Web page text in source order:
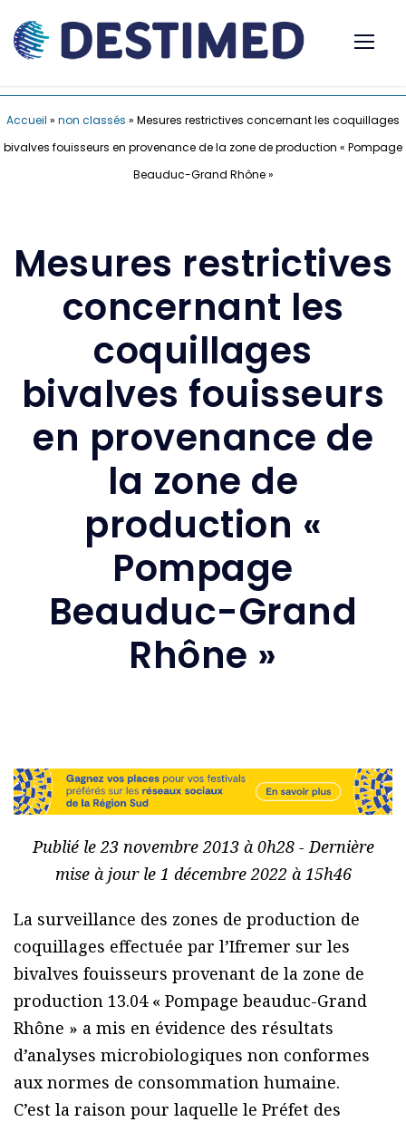
Accueil » non classés » Mesures restrictives concernant les coquillages
bivalves fouisseurs en provenance de la zone de production « Pompage
Beauduc-Grand Rhône »
Mesures restrictives
concernant les
coquillages
bivalves fouisseurs
en provenance de
la zone de
production «
Pompage
Beauduc-Grand
Rhône »
Publié le 23 novembre 2013 à 0h28 - Dernière
mise à jour le 1 décembre 2022 à 15h46
La surveillance des zones de production de
coquillages effectuée par l’Ifremer sur les
bivalves fouisseurs provenant de la zone de
production 13.04 « Pompage beauduc-Grand
Rhône » a mis en évidence des résultats
d’analyses microbiologiques non conformes
aux normes de consommation humaine.
C’est la raison pour laquelle le Préfet des